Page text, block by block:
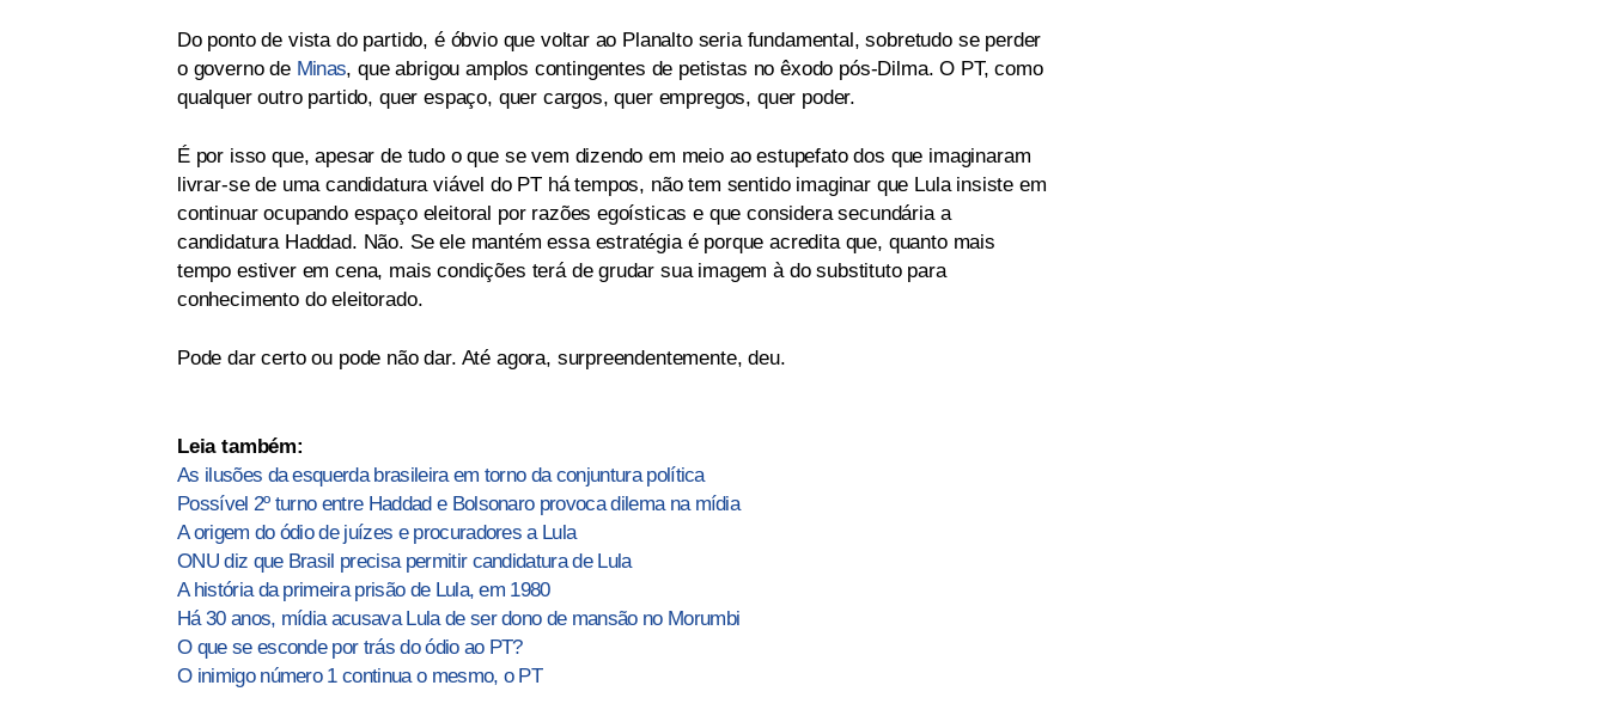
Do ponto de vista do partido, é óbvio que voltar ao Planalto seria fundamental, sobretudo se perder
o governo de Minas, que abrigou amplos contingentes de petistas no êxodo pós-Dilma. O PT, como
qualquer outro partido, quer espaço, quer cargos, quer empregos, quer poder.
É por isso que, apesar de tudo o que se vem dizendo em meio ao estupefato dos que imaginaram
livrar-se de uma candidatura viável do PT há tempos, não tem sentido imaginar que Lula insiste em
continuar ocupando espaço eleitoral por razões egoísticas e que considera secundária a
candidatura Haddad. Não. Se ele mantém essa estratégia é porque acredita que, quanto mais
tempo estiver em cena, mais condições terá de grudar sua imagem à do substituto para
conhecimento do eleitorado.
Pode dar certo ou pode não dar. Até agora, surpreendentemente, deu.
Leia também:
As ilusões da esquerda brasileira em torno da conjuntura política
Possível 2º turno entre Haddad e Bolsonaro provoca dilema na mídia
A origem do ódio de juízes e procuradores a Lula
ONU diz que Brasil precisa permitir candidatura de Lula
A história da primeira prisão de Lula, em 1980
Há 30 anos, mídia acusava Lula de ser dono de mansão no Morumbi
O que se esconde por trás do ódio ao PT?
O inimigo número 1 continua o mesmo, o PT